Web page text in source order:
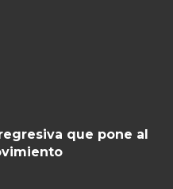
que pone al